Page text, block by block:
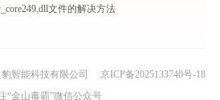
文件的解决方法
智能科技有限公司
京ICP备2025133740号-18
“金山毒霸”微信公众号